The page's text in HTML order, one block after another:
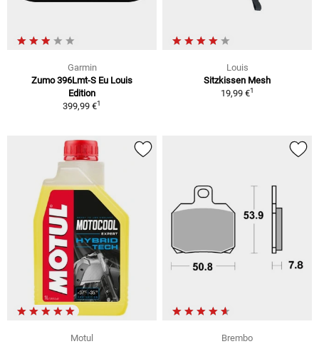
Garmin
Zumo 396Lmt-S Eu Louis
Edition
399,99 €1
Louis
Sitzkissen Mesh
19,99 €1
Motul
Brembo